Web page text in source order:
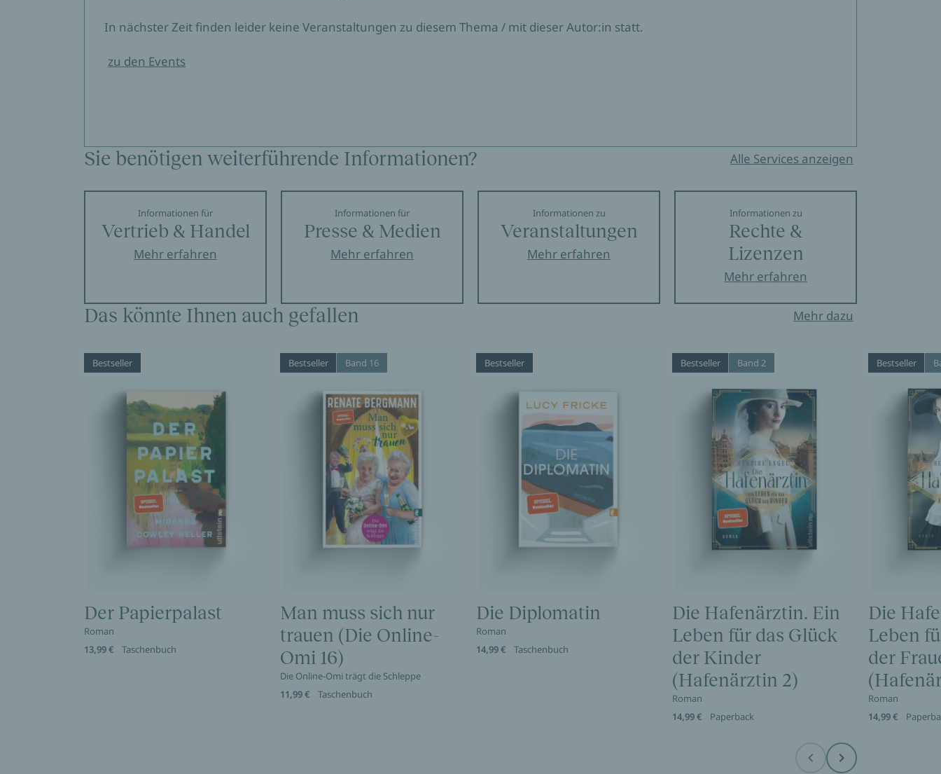
In nächster Zeit finden leider keine Veranstaltungen zu diesem Thema / mit dieser Autor:in statt.
zu den Events
Sie benötigen weiterführende Informationen? Alle Services anzeigen
Informationen für
Vertrieb & Handel
Mehr erfahren
Informationen für
Presse & Medien
Mehr erfahren
Informationen zu
Veranstaltungen
Mehr erfahren
Informationen zu
Rechte &
Lizenzen
Mehr erfahren
Das könnte Ihnen auch gefallen Mehr dazu
Bestseller
Der Papierpalast
Roman
13,99 €
Taschenbuch
Bestseller Band 16
Man muss sich nur
trauen (Die Online-
Omi 16)
Die Online-Omi trägt die Schleppe
11,99 €
Taschenbuch
Bestseller
Die Diplomatin
Roman
14,99 €
Taschenbuch
Bestseller Band 2
Die Hafenärztin. Ein
Leben für das Glück
der Kinder
(Hafenärztin 2)
Roman
14,99 €
Paperback
Bestseller
Die
Leben
der
Roman
14,99 €
Before Next